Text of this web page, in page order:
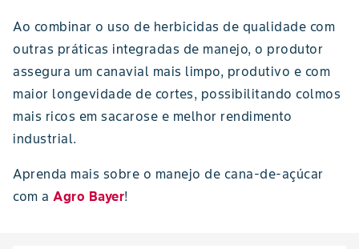
Ao combinar o uso de herbicidas de qualidade com
outras práticas integradas de manejo, o produtor
assegura um canavial mais limpo, produtivo e com
maior longevidade de cortes, possibilitando colmos
mais ricos em sacarose e melhor rendimento
industrial.
Aprenda mais sobre o manejo de cana-de-açúcar
com a Agro Bayer!